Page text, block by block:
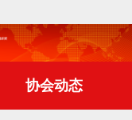
协会动态